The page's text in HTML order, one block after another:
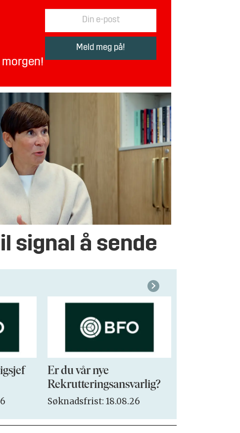
signal å sende
Er du vår nye
Rekrutteringsansvarlig?
Søknadsfrist: 18.08.26